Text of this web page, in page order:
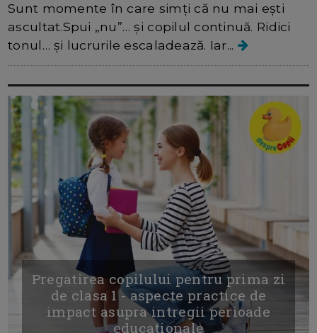
Sunt momente în care simți că nu mai ești
ascultat.Spui „nu”… și copilul continuă. Ridici
tonul… și lucrurile escaladează. Iar...
Pregatirea copilului pentru prima zi
de clasa 1 - aspecte practice de
impact asupra intregii perioade
educationale